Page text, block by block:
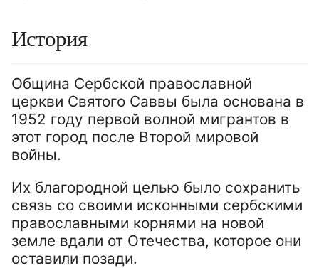
История
Община Сербской православной
церкви Святого Саввы была основана в
1952 году первой волной мигрантов в
этот город после Второй мировой
войны.
Их благородной целью было сохранить
связь со своими исконными сербскими
православными корнями на новой
земле вдали от Отечества, которое они
оставили позади.